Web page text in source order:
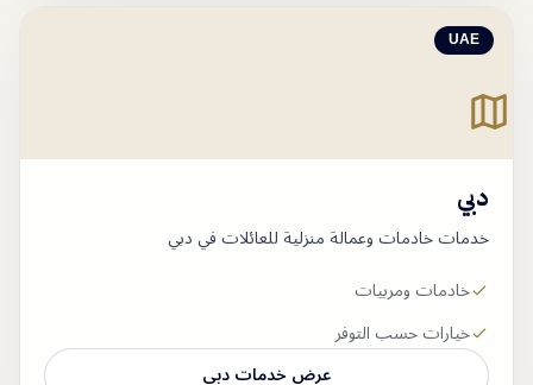
UAE
دبي
خدمات خادمات وعمالة منزلية للعائلات في دبي
خادمات ومربيات
خيارات حسب التوفر
عرض خدماتدبي